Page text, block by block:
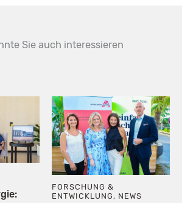
Sie auch interessieren
FORSCHUNG &
ENTWICKLUNG , NEWS